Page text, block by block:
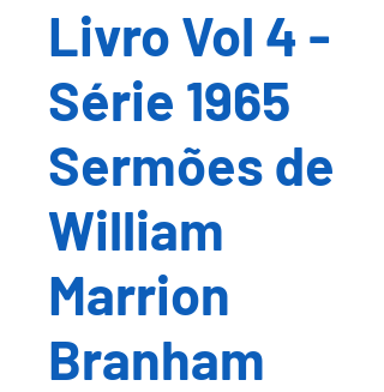
Livro Vol 4 -
Série 1965
Sermões de
William
Marrion
Branham